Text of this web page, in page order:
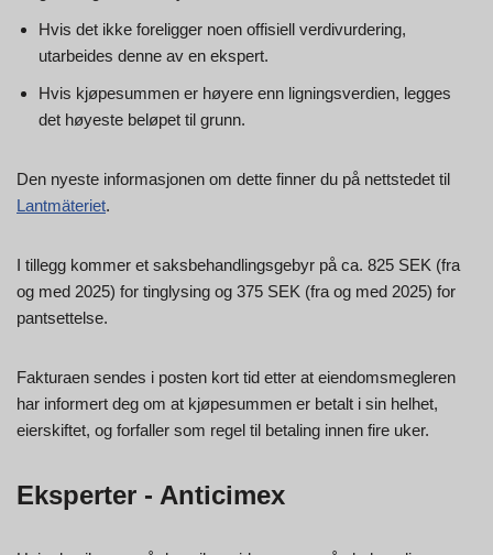
Hvis det ikke foreligger noen offisiell verdivurdering,
utarbeides denne av en ekspert.
Hvis kjøpesummen er høyere enn ligningsverdien, legges
det høyeste beløpet til grunn.
Den nyeste informasjonen om dette finner du på nettstedet til
Lantmäteriet.
I tillegg kommer et saksbehandlingsgebyr på ca. 825 SEK (fra
og med 2025) for tinglysing og 375 SEK (fra og med 2025) for
pantsettelse.
Fakturaen sendes i posten kort tid etter at eiendomsmegleren
har informert deg om at kjøpesummen er betalt i sin helhet,
eierskiftet, og forfaller som regel til betaling innen fire uker.
Eksperter - Anticimex